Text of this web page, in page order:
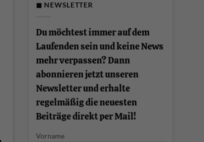
Chord-
erklärt
◼ NEWSLETTER
Du möchtest immer auf dem
Laufenden sein und keine News
mehr verpassen? Dann
abonnieren jetzt unseren
Newsletter und erhalte
regelmäßig die neuesten
Beiträge direkt per Mail!
Vorname